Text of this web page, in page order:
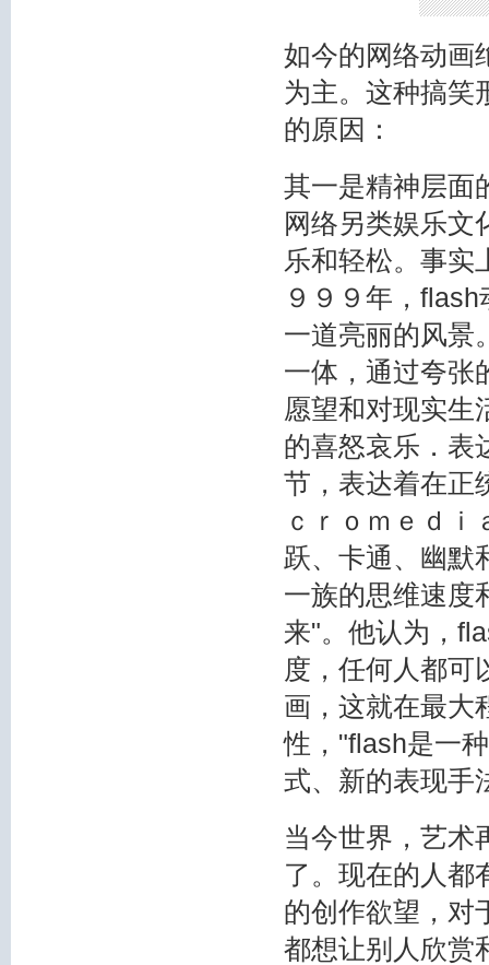
如今的网络动画
为主。这种搞笑
的原因：
其一是精神层面
网络另类娱乐文
乐和轻松。事实
９９９年，
一道亮丽的风景
一体，通过夸张
愿望和对现实生
的喜怒哀乐．表
节，表达着在正
ｃｒｏｍｅｄ
跃、卡通、幽默
一族的思维速度
来"。他认为，
度，任何人都可
画，这就在最大
性，"flash是一
式、新的表现手
当今世界，艺术
了。现在的人都
的创作欲望，对
都想让别人欣赏